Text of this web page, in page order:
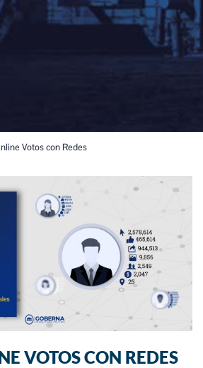
Votos con Redes
VOTOS CON REDES